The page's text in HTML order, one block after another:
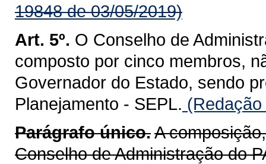
19848 de 03/05/2019)
Art. 5º. O Conselho de
composto por cinco membros,
Governador do Estado, sendo
Planejamento - SEPL.
Parágrafo único.A
Conselho de Administração do